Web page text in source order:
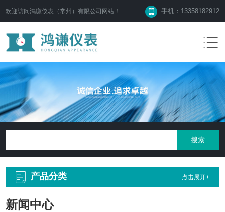
欢迎访问鸿谦仪表（常州）有限公司网站！ 手机：13358182912
产品分类 点击展开+
新闻中心